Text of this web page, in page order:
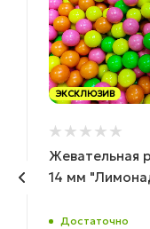
ЭКСКЛЮЗИВ
Жевательная
14 мм
Достаточно